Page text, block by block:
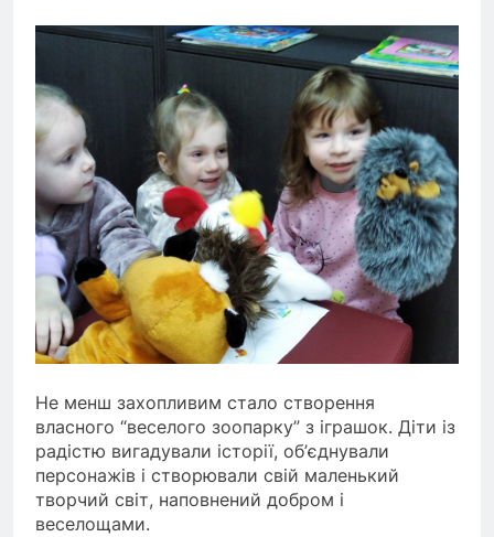
Не менш захопливим стало створення
власного “веселого зоопарку” з іграшок. Діти із
радістю вигадували історії, об’єднували
персонажів і створювали свій маленький
творчий світ, наповнений добром і
веселощами.